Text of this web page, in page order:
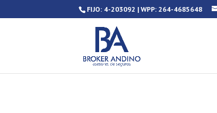
FIJO: 4-203092 | WPP: 264-4685648